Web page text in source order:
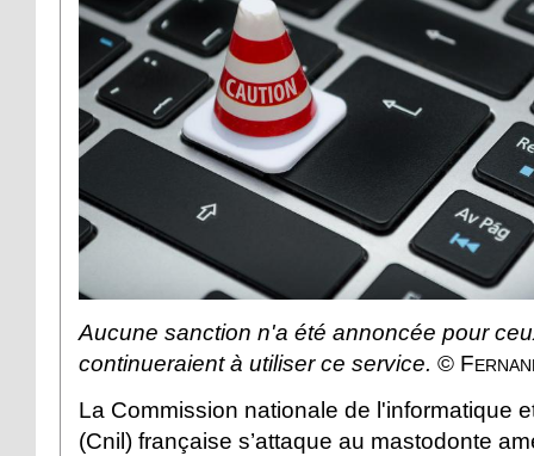
Aucune sanction n'a été annoncée pour
continueraient à utiliser ce service. ©
La Commission nationale de l'informatique
(Cnil) française s’attaque au mastodonte